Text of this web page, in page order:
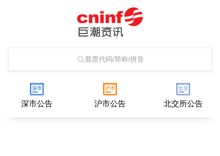
股票代码/简称/拼音
深市公告 沪市公告 北交所公告